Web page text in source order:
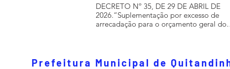
DECRETO Nº 35, DE 29 DE ABRIL DE
2026.“Suplementação por excesso de
arrecadação para o orçamento geral do
Prefeitura Municipal de